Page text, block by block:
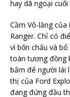
hay dã ngoại cuối
Cầm Vô-lăng của
Ranger. Chỉ có
vì bốn chấu và
toàn tương đồng
bấm để người lái
thị của Ford
đang đứng đầu